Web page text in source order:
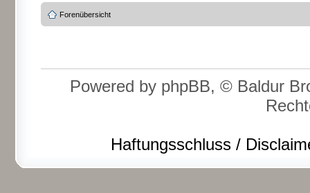
Forenübersicht
Powered by phpBB, © Baldur
Haftungsschluss /